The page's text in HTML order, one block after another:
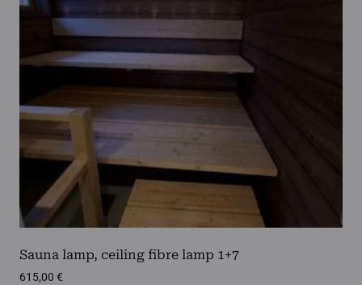
Sauna lamp, ceiling fibre lamp 1+7
615,00 €